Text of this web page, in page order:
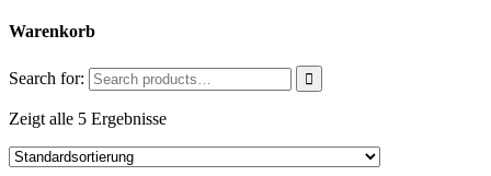
Warenkorb
Search for:
Zeigt alle 5 Ergebnisse